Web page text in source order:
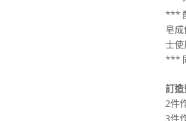
***
皂
士使
***
訂造
2件
3件